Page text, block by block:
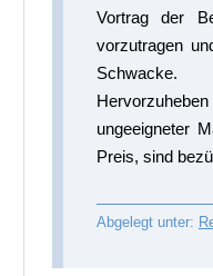
Vortrag der
vorzutragen
Schwacke.
ungeeigneter
Preis, sind
Abgelegt unter: